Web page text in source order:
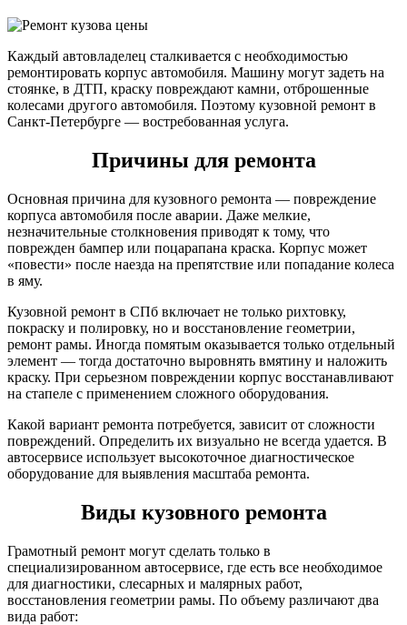
Каждый автовладелец сталкивается с необходимостью
ремонтировать корпус автомобиля. Машину могут задеть на
стоянке, в ДТП, краску повреждают камни, отброшенные
колесами другого автомобиля. Поэтому кузовной ремонт в
Санкт-Петербурге — востребованная услуга.
Причины для ремонта
Основная причина для кузовного ремонта — повреждение
корпуса автомобиля после аварии. Даже мелкие,
незначительные столкновения приводят к тому, что
поврежден бампер или поцарапана краска. Корпус может
«повести» после наезда на препятствие или попадание колеса
в яму.
Кузовной ремонт в СПб включает не только рихтовку,
покраску и полировку, но и восстановление геометрии,
ремонт рамы. Иногда помятым оказывается только отдельный
элемент — тогда достаточно выровнять вмятину и наложить
краску. При серьезном повреждении корпус восстанавливают
на стапеле с применением сложного оборудования.
Какой вариант ремонта потребуется, зависит от сложности
повреждений. Определить их визуально не всегда удается. В
автосервисе использует высокоточное диагностическое
оборудование для выявления масштаба ремонта.
Виды кузовного ремонта
Грамотный ремонт могут сделать только в
специализированном автосервисе, где есть все необходимое
для диагностики, слесарных и малярных работ,
восстановления геометрии рамы. По объему различают два
вида работ: